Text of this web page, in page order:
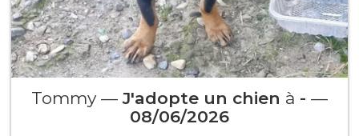
Tommy —J'adopte un chien à - —
08/06/2026